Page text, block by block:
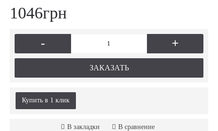
1046грн
- +
ЗАКАЗАТЬ
Купить в 1 клик
В закладки В сравнение